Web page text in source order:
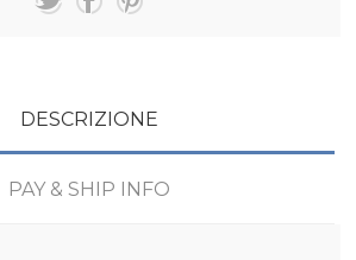
DESCRIZIONE
PAY & SHIP INFO